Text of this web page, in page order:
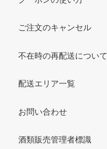
ご注文のキャンセル
不在時の再配送について
配送エリア一覧
お問い合わせ
酒類販売管理者標識